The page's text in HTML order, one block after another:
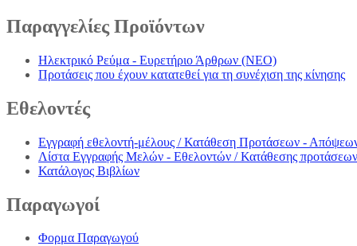
Παραγγελίες Προϊόντων
Ηλεκτρικό Ρεύμα - Ευρετήριο Άρθρων (NEO)
Προτάσεις που έχουν κατατεθεί για τη συνέχιση της κίνησης
Εθελοντές
Εγγραφή εθελοντή-μέλους / Κατάθεση Προτάσεων -
Λίστα Εγγραφής Μελών - Εθελοντών / Κατάθεσης προτάσεων
Κατάλογος Βιβλίων
Παραγωγοί
Φορμα Παραγωγού